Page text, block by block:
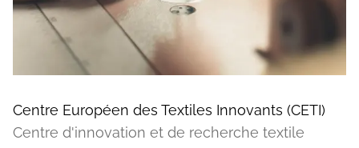
Centre Européen des Textiles Innovants (CETI)
Centre d'innovation et de recherche textile